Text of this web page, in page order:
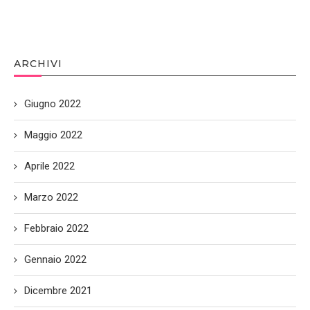
ARCHIVI
Giugno 2022
Maggio 2022
Aprile 2022
Marzo 2022
Febbraio 2022
Gennaio 2022
Dicembre 2021